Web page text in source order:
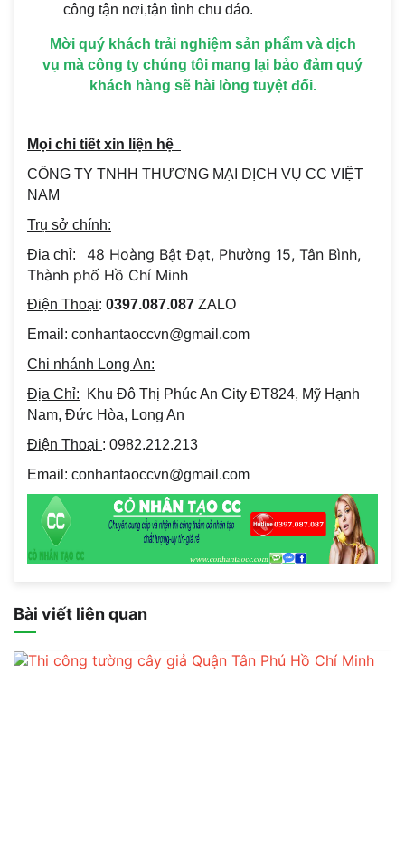
công tận nơi,tận tình chu đáo.
Mời quý khách trải nghiệm sản phẩm và dịch
vụ mà công ty chúng tôi mang lại bảo đảm quý
khách hàng sẽ hài lòng tuyệt đối.
Mọi chi tiết xin liện hệ
CÔNG TY TNHH THƯƠNG MẠI DỊCH VỤ CC VIỆT
NAM
Trụ sở chính:
Địa chỉ: 48 Hoàng Bật Đạt, Phường 15, Tân Bình,
Thành phố Hồ Chí Minh
Điện Thoại: 0397.087.087 ZALO
Email: conhantaoccvn@gmail.com
Chi nhánh Long An:
Địa Chỉ: Khu Đô Thị Phúc An City ĐT824, Mỹ Hạnh
Nam, Đức Hòa, Long An
Điện Thoại : 0982.212.213
Email: conhantaoccvn@gmail.com
Bài viết liên quan